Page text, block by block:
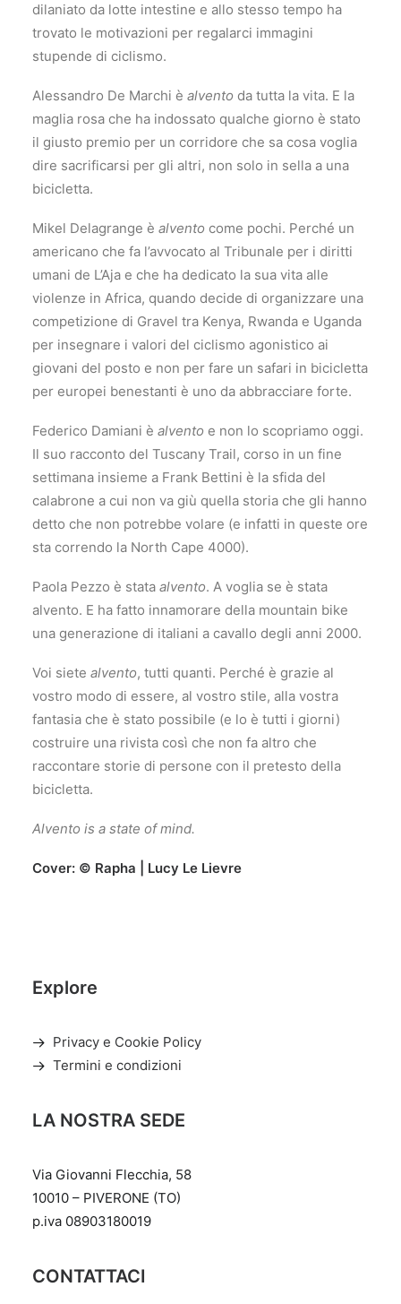
dilaniato da lotte intestine e allo stesso tempo ha
trovato le motivazioni per regalarci immagini
stupende di ciclismo.
Alessandro De Marchi è alvento da tutta la vita. E la
maglia rosa che ha indossato qualche giorno è stato
il giusto premio per un corridore che sa cosa voglia
dire sacrificarsi per gli altri, non solo in sella a una
bicicletta.
Mikel Delagrange è alvento come pochi. Perché un
americano che fa l’avvocato al Tribunale per i diritti
umani de L’Aja e che ha dedicato la sua vita alle
violenze in Africa, quando decide di organizzare una
competizione di Gravel tra Kenya, Rwanda e Uganda
per insegnare i valori del ciclismo agonistico ai
giovani del posto e non per fare un safari in bicicletta
per europei benestanti è uno da abbracciare forte.
Federico Damiani è alvento e non lo scopriamo oggi.
Il suo racconto del Tuscany Trail, corso in un fine
settimana insieme a Frank Bettini è la sfida del
calabrone a cui non va giù quella storia che gli hanno
detto che non potrebbe volare (e infatti in queste ore
sta correndo la North Cape 4000).
Paola Pezzo è stata alvento. A voglia se è stata
alvento. E ha fatto innamorare della mountain bike
una generazione di italiani a cavallo degli anni 2000.
Voi siete alvento, tutti quanti. Perché è grazie al
vostro modo di essere, al vostro stile, alla vostra
fantasia che è stato possibile (e lo è tutti i giorni)
costruire una rivista così che non fa altro che
raccontare storie di persone con il pretesto della
bicicletta.
Alvento is a state of mind.
Cover: © Rapha | Lucy Le Lievre
Explore
Privacy e Cookie Policy
Termini e condizioni
LA NOSTRA SEDE
Via Giovanni Flecchia, 58
10010 – PIVERONE (TO)
p.iva 08903180019
CONTATTACI